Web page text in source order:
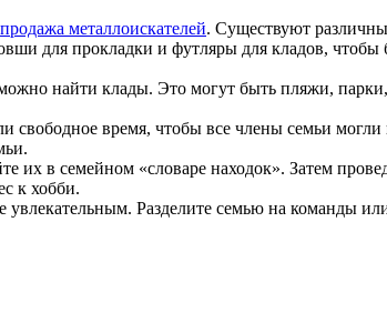
продажа металлоискателей. Существуют
для прокладки и футляры для кладов,
найти клады. Это могут быть пляжи,
время, чтобы все члены семьи могли
их в семейном «словаре находок». Затем
к хобби.
увлекательным. Разделите семью на команды